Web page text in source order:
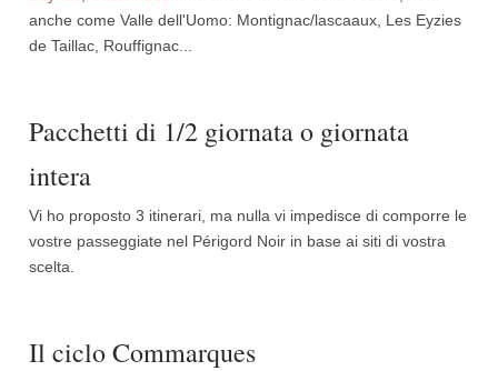
anche come Valle dell'Uomo: Montignac/lascaaux, Les Eyzies
de Taillac, Rouffignac...
Pacchetti di 1/2 giornata o giornata
intera
Vi ho proposto 3 itinerari, ma nulla vi impedisce di comporre le
vostre passeggiate nel Périgord Noir in base ai siti di vostra
scelta.
Il ciclo Commarques